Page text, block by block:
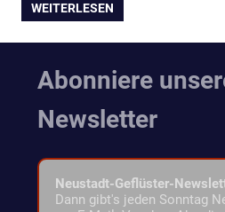
WEITERLESEN
Abonniere
Newsletter
Neustadt-Geflüster-
Dann gibt's jeden Sonntag